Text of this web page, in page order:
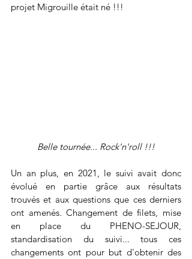
projet Migrouille était né !!!
Belle tournée... Rock'n'roll !!!
Un an plus, en 2021, le suivi avait donc
évolué en partie grâce aux résultats
trouvés et aux questions que ces derniers
ont amenés. Changement de filets, mise
en place du PHENO-SEJOUR,
standardisation du suivi... tous ces
changements ont pour but d'obtenir des